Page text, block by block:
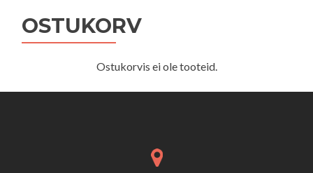
OSTUKORV
Ostukorvis ei ole tooteid.